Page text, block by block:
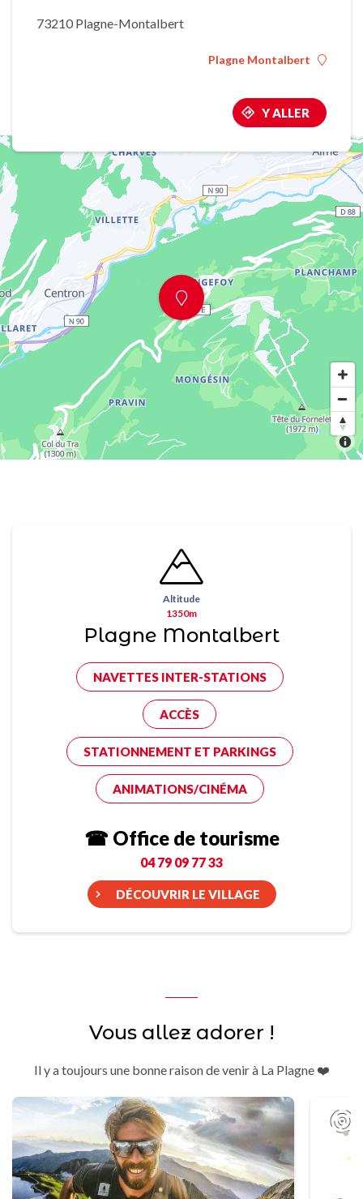
73210 Plagne-Montalbert
Plagne Montalbert
Y ALLER
Altitude
1350m
Plagne Montalbert
NAVETTES INTER-STATIONS
ACCÈS
STATIONNEMENT ET PARKINGS
ANIMATIONS/CINÉMA
☎ Office de tourisme
04 79 09 77 33
DÉCOUVRIR LE VILLAGE
Vous allez adorer !
Il y a toujours une bonne raison de venir à La Plagne ❤️